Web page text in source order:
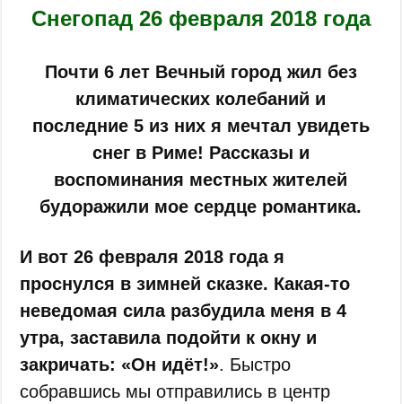
Снегопад 26 февраля 2018 года
Почти 6 лет Вечный город жил без
климатических колебаний и
последние 5 из них я мечтал увидеть
снег в Риме! Рассказы и
воспоминания местных жителей
будоражили мое сердце романтика.
И вот 26 февраля 2018 года я
проснулся в зимней сказке. Какая-то
неведомая сила разбудила меня в 4
утра, заставила подойти к окну и
закричать: «Он идёт!». Быстро
собравшись мы отправились в центр